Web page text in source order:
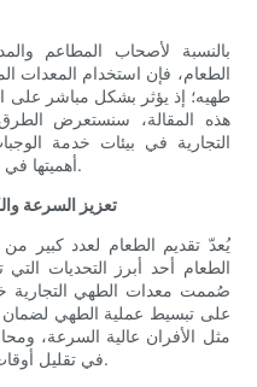
بالنسبة لأصحاب المطاعم
الطعام، فإن استخدام المعدات
طهيه؛ إذ يؤثر بشكل مباشر على
هذه المقالة، سنستعرض
التجارية في بيئات خدمة
أهميتها في تحويل المطابخ إلى مراكز طهي فعّالة.
تعزيز السرعة
يُعدّ تقديم الطعام لعدد كبير
الطعام أحد أبرز التحديات
صُممت معدات الطهي التجارية
على تبسيط عملية الطهي
مثل الأفران عالية السرعة،
في تقليل أوقات الطهي مع الحفاظ على نتائج متسقة.